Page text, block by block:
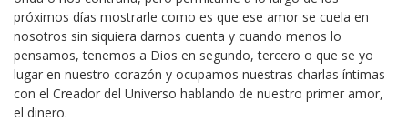
próximos días mostrarle como es que ese amor se cuela en
nosotros sin siquiera darnos cuenta y cuando menos lo
pensamos, tenemos a Dios en segundo, tercero o que se yo
lugar en nuestro corazón y ocupamos nuestras charlas íntimas
con el Creador del Universo hablando de nuestro primer amor,
el dinero.